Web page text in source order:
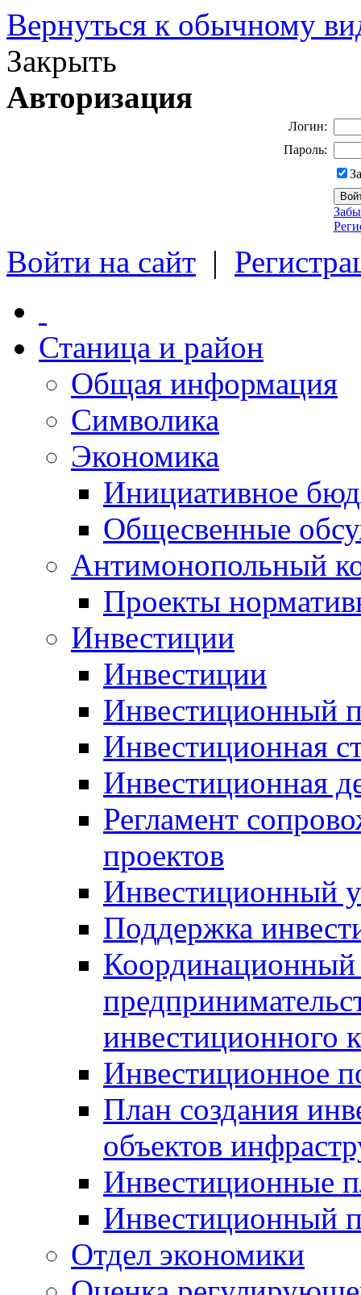
Вернуться к обычному
Закрыть
Авторизация
Логин:
Пароль:
Войти на сайт |
Станица и район
Общая информация
Символика
Экономика
Инициативное
Общесвенные
Антимонопольный
Проекты
Инвестиции
Инвестиции
Инвестиционный
Инвестиционная
Инвестиционная
Регламент
проектов
Инвестиционный
Поддержка
Координационный
инвестиционного
Инвестиционное
План создания
объектов
Инвестиционные
Инвестиционный
Отдел экономики